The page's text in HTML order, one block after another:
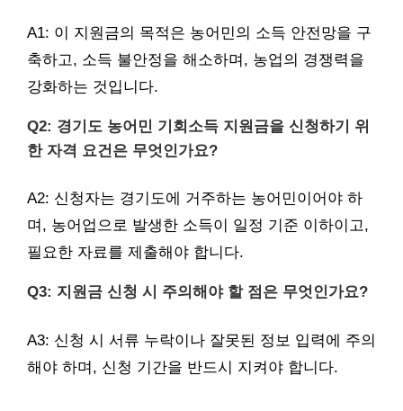
A1: 이 지원금의 목적은 농어민의 소득 안전망을 구
축하고, 소득 불안정을 해소하며, 농업의 경쟁력을
강화하는 것입니다.
Q2: 경기도 농어민 기회소득 지원금을 신청하기 위
한 자격 요건은 무엇인가요?
A2: 신청자는 경기도에 거주하는 농어민이어야 하
며, 농어업으로 발생한 소득이 일정 기준 이하이고,
필요한 자료를 제출해야 합니다.
Q3: 지원금 신청 시 주의해야 할 점은 무엇인가요?
A3: 신청 시 서류 누락이나 잘못된 정보 입력에 주의
해야 하며, 신청 기간을 반드시 지켜야 합니다.